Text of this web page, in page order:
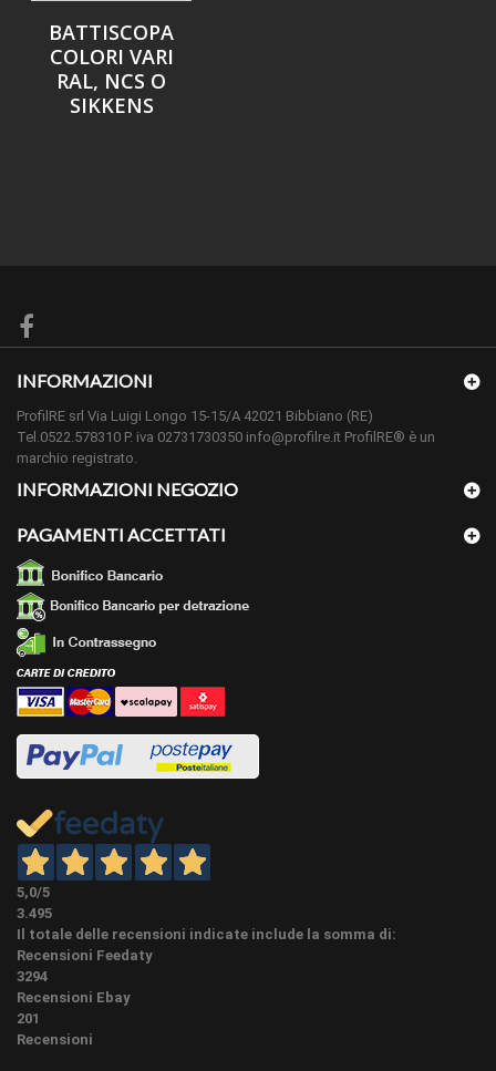
BATTISCOPA
COLORI VARI
RAL, NCS O
SIKKENS
INFORMAZIONI
ProfilRE srl Via Luigi Longo 15-15/A 42021 Bibbiano (RE)
Tel.0522.578310 P. iva 02731730350 info@profilre.it ProfilRE® è un
marchio registrato.
INFORMAZIONI NEGOZIO
PAGAMENTI ACCETTATI
5,0/5
3.495
Il totale delle recensioni indicate include la somma di:
Recensioni Feedaty
3294
Recensioni Ebay
201
Recensioni